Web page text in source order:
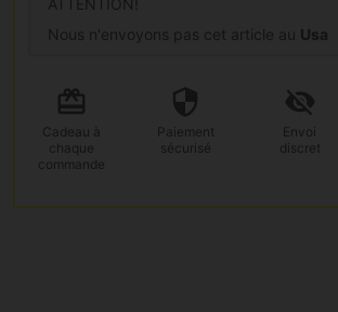
ATTENTION!
Nous n'envoyons pas cet article au Usa
Cadeau à
chaque
commande
Paiement
sécurisé
Envoi
discret